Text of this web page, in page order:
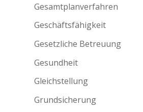
Gesamtplanverfahren
Geschäftsfähigkeit
Gesetzliche Betreuung
Gesundheit
Gleichstellung
Grundsicherung